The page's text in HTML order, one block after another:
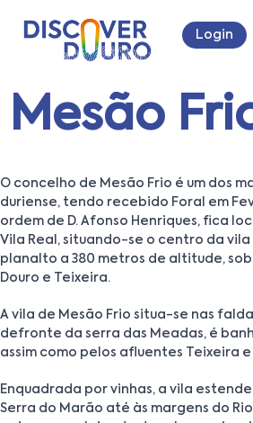
Login
Mesão
O concelho de Mesão Frio é um dos
duriense, tendo recebido Foral em
ordem de D. Afonso Henriques, fica
Vila Real, situando-se o centro da vila
planalto a 380 metros de altitude,
Douro e Teixeira.
A vila de Mesão Frio situa-se nas
defronte da serra das Meadas, é
assim como pelos afluentes Teixeira e
Enquadrada por vinhas, a vila
Serra do Marão até às margens do Rio